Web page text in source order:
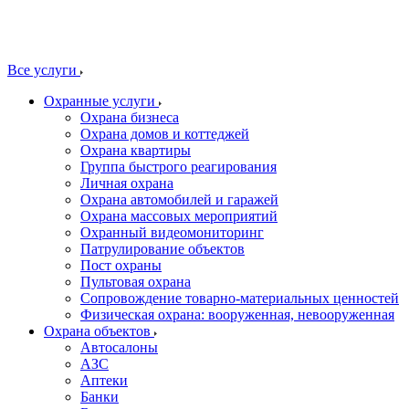
Все услуги
Охранные услуги
Охрана бизнеса
Охрана домов и коттеджей
Охрана квартиры
Группа быстрого реагирования
Личная охрана
Охрана автомобилей и гаражей
Охрана массовых мероприятий
Охранный видеомониторинг
Патрулирование объектов
Пост охраны
Пультовая охрана
Сопровождение товарно-материальных ценностей
Физическая охрана: вооруженная, невооруженная
Охрана объектов
Автосалоны
АЗС
Аптеки
Банки